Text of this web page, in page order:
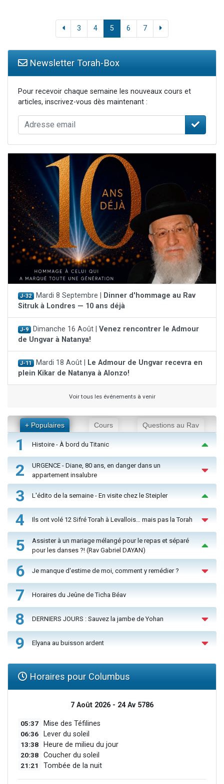
3 4 5 6 7
Newsletter Torah-Box
Pour recevoir chaque semaine les nouveaux cours et
articles, inscrivez-vous dès maintenant :
J-32 Mardi 8 Septembre |
Dinner d'hommage au Rav
Sitruk à Londres — 10 ans déjà
J-9 Dimanche 16 Août | Venez rencontrer le Admour
de Ungvar à Natanya!
J-11 Mardi 18 Août |
Le Admour de Ungvar recevra en
plein Kikar de Natanya à Alonzo!
Voir tous les événements à venir
+ Populaires Cours Questions au Rav
1 Histoire - À bord du Titanic
2
URGENCE - Diane, 80 ans, en danger dans un
appartement insalubre
3 L'édito de la semaine - En visite chez le Steipler
4 Ils ont volé 12 Sifré Torah à Levallois… mais pas la Torah
5
Assister à un mariage mélangé pour le repas et séparé
pour les danses ?! (Rav Gabriel DAYAN)
6 Je manque d'estime de moi, comment y remédier ?
7 Horaires du Jeûne de Ticha Béav
8 DERNIERS JOURS : Sauvez la jambe de Yohan
9 Elyana au buisson ardent
Horaires pour Columbus
7 Août 2026 - 24 Av 5786
05:37 Mise des Téfilines
06:36 Lever du soleil
13:38 Heure de milieu du jour
20:38 Coucher du soleil
21:21 Tombée de la nuit